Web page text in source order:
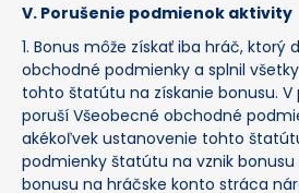
V. Porušenie podmienok aktivity
1. Bonus môže získať iba hráč, ktorý
obchodné podmienky a splnil
tohto štatútu na získanie bonusu. V
poruší Všeobecné obchodné
akékoľvek ustanovenie tohto
podmienky štatútu na vznik
bonusu na hráčske konto stráca